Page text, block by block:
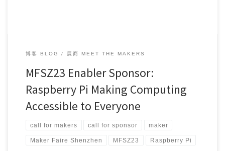
博客 BLOG 展商 MEET THE MAKERS
MFSZ23 Enabler Sponsor:
Raspberry Pi Making Computing
Accessible to Everyone
call for makers call for sponsor maker
Maker Faire Shenzhen MFSZ23 Raspberry Pi